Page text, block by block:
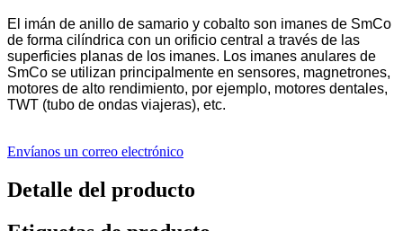
El imán de anillo de samario y cobalto son imanes de SmCo
de forma cilíndrica con un orificio central a través de las
superficies planas de los imanes. Los imanes anulares de
SmCo se utilizan principalmente en sensores, magnetrones,
motores de alto rendimiento, por ejemplo, motores dentales,
TWT (tubo de ondas viajeras), etc.
Envíanos un correo electrónico
Detalle del producto